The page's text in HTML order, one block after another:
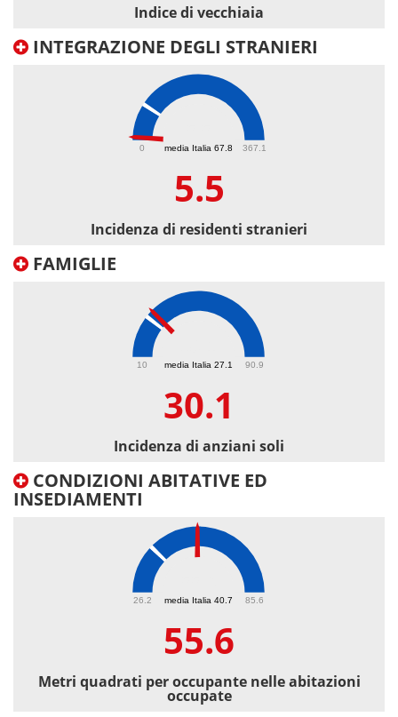
Indice di vecchiaia
INTEGRAZIONE DEGLI STRANIERI
media Italia 67.8
0 367.1
5.5
Incidenza di residenti stranieri
FAMIGLIE
media Italia 27.1
10 90.9
30.1
Incidenza di anziani soli
CONDIZIONI ABITATIVE ED
INSEDIAMENTI
media Italia 40.7
26.2 85.6
55.6
Metri quadrati per occupante nelle abitazioni
occupate